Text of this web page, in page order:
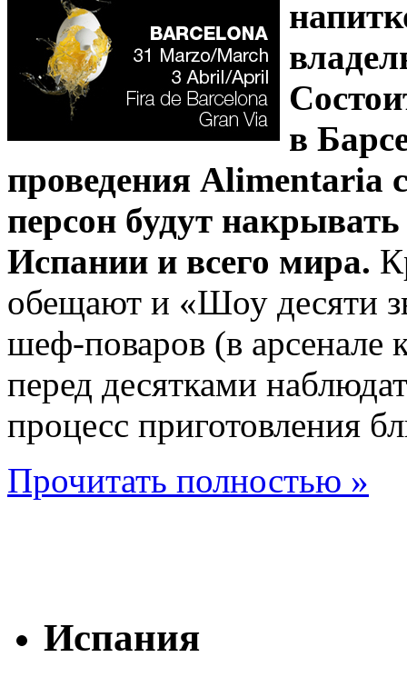
в
проведения Alimentaria
персон будут
Испании и всего мира.
обещают и «Шоу десяти
шеф-поваров (в
перед десятками
процесс приготовления
Прочитать полностью »
Испания